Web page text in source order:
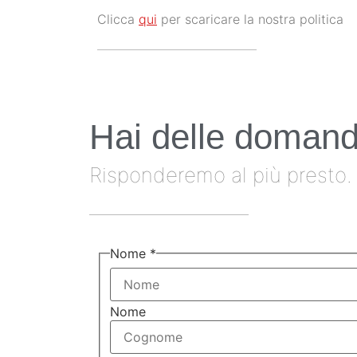
Clicca qui per scaricare la nostra politica
Hai delle
Risponderemo al più presto.
Nome *
Nome